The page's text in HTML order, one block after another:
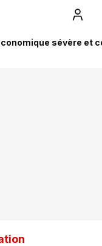
sévère et